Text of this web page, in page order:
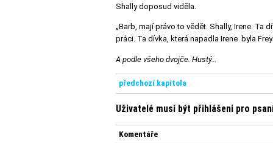
Shally doposud viděla.
„Barb, mají právo to vědět. Shally, Irene. Ta
práci. Ta dívka, která napadla Irene byla
A podle všeho dvojče. Hustý…
předchozí kapitola
Uživatelé musí být přihlášeni pro
Komentáře